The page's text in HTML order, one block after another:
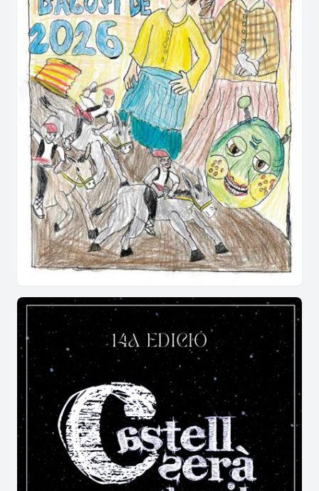
Guia pràctica i secrets del calendari
festiu a l'Alt Urgell
Per als qui volen descobrir l'encant d'aquesta
localitat muntanyenca per primera vegada,
conèixer l'agenda és imprescindible per no
perdre's res.
Al voltant de quins dies concrets
s'articula l'arrencada de la festa major
d'Organyà?
El gruix de les celebracions se situa
tradicionalmentdel 14 al 17 d'agost, coincidint
amb la missa solemne de la Mare de Déu d'Agost.
Així mateix, el públic es demana quins jocs i
competicions tradicionals tornen a Organyà
a
cada edició. Destaquen especialment el popular
corre quintos, el torneig de botifarra al carrer
Major, el clàssic partit de futbol i la concorreguda
pesca infantil , una activitat molt arrelada que
captiva els més petits aOrganyà.